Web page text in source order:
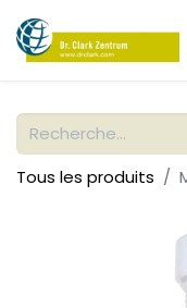
Tous les produits